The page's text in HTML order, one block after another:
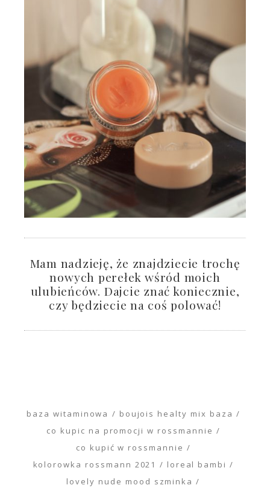
Mam nadzieję, że znajdziecie trochę
nowych perełek wśród moich
ulubieńców. Dajcie znać koniecznie,
czy będziecie na coś polować!
baza witaminowa
boujois healty mix baza
co kupic na promocji w rossmannie
co kupić w rossmannie
kolorowka rossmann 2021
loreal bambi
lovely nude mood szminka